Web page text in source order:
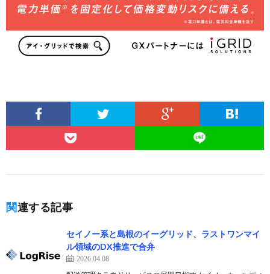
関連する記事
セイノー系と島根のイーグリッド、ラストワンマイ
ル領域のDX推進で合弁
2026.04.08